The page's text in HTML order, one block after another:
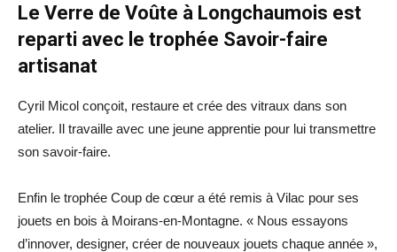
Le Verre de Voûte à Longchaumois est
reparti avec le trophée Savoir-faire
artisanat
Cyril Micol conçoit, restaure et crée des vitraux dans son
atelier. Il travaille avec une jeune apprentie pour lui transmettre
son savoir-faire.
Enfin le trophée Coup de cœur a été remis à Vilac pour ses
jouets en bois à Moirans-en-Montagne. « Nous essayons
d’innover, designer, créer de nouveaux jouets chaque année »,